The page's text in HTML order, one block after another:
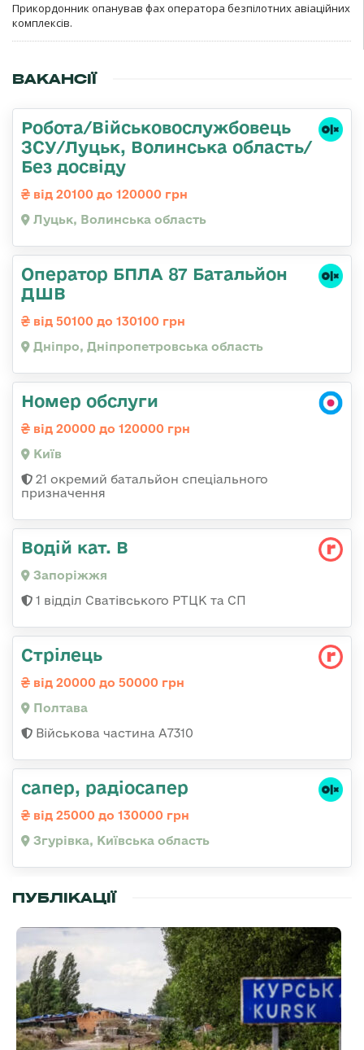
Прикордонник опанував фах оператора безпілотних авіаційних
комплексів.
ВАКАНСІЇ
Робота/Військовослужбовець
ЗСУ/Луцьк, Волинська область/
Без досвіду
від 20100 до 120000 грн
Луцьк, Волинська область
Оператор БПЛА 87 Батальйон
ДШВ
від 50100 до 130100 грн
Дніпро, Дніпропетровська область
Номер обслуги
від 20000 до 120000 грн
Київ
21 окремий батальйон спеціального
призначення
Водій кат. В
Запоріжжя
1 відділ Сватівського РТЦК та СП
Стрілець
від 20000 до 50000 грн
Полтава
Військова частина А7310
сапер, радіосапер
від 25000 до 130000 грн
Згурівка, Київська область
ПУБЛІКАЦІЇ